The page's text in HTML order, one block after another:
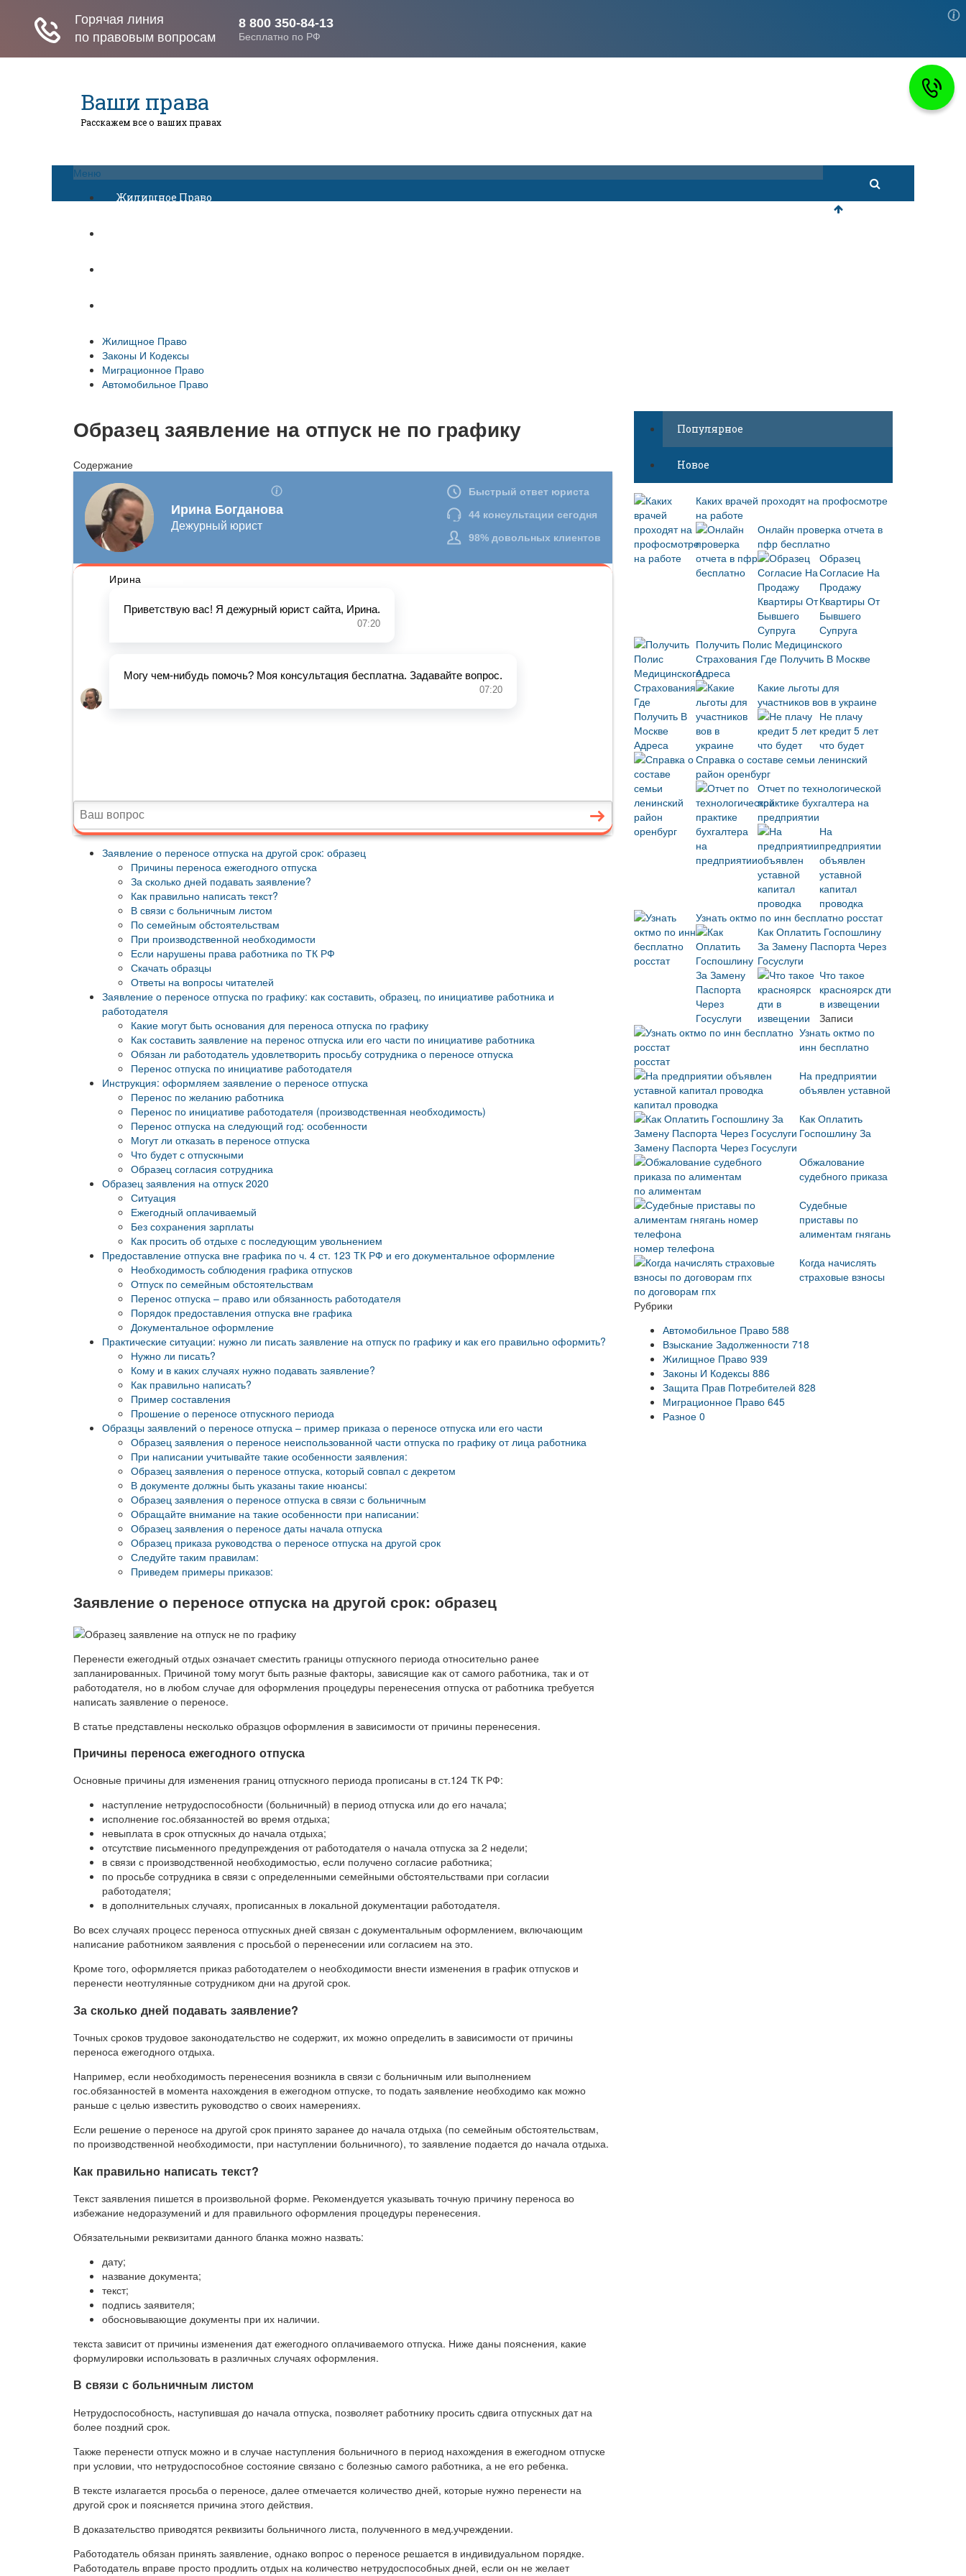
Ваши права
Расскажем все о ваших правах
Меню
Жилищное Право
Жилищное Право
Законы И Кодексы
Миграционное Право
Автомобильное Право
Образец заявление на отпуск не по графику
Содержание
Заявление о переносе отпуска на другой срок: образец
Причины переноса ежегодного отпуска
За сколько дней подавать заявление?
Как правильно написать текст?
В связи с больничным листом
По семейным обстоятельствам
При производственной необходимости
Если нарушены права работника по ТК РФ
Скачать образцы
Ответы на вопросы читателей
Заявление о переносе отпуска по графику: как составить, образец, по инициативе работника и
работодателя
Какие могут быть основания для переноса отпуска по графику
Как составить заявление на перенос отпуска или его части по инициативе работника
Обязан ли работодатель удовлетворить просьбу сотрудника о переносе отпуска
Перенос отпуска по инициативе работодателя
Инструкция: оформляем заявление о переносе отпуска
Перенос по желанию работника
Перенос по инициативе работодателя (производственная необходимость)
Перенос отпуска на следующий год: особенности
Могут ли отказать в переносе отпуска
Что будет с отпускными
Образец согласия сотрудника
Образец заявления на отпуск 2020
Ситуация
Ежегодный оплачиваемый
Без сохранения зарплаты
Как просить об отдыхе с последующим увольнением
Предоставление отпуска вне графика по ч. 4 ст. 123 ТК РФ и его документальное оформление
Необходимость соблюдения графика отпусков
Отпуск по семейным обстоятельствам
Перенос отпуска – право или обязанность работодателя
Порядок предоставления отпуска вне графика
Документальное оформление
Практические ситуации: нужно ли писать заявление на отпуск по графику и как его правильно оформить?
Нужно ли писать?
Кому и в каких случаях нужно подавать заявление?
Как правильно написать?
Пример составления
Прошение о переносе отпускного периода
Образцы заявлений о переносе отпуска – пример приказа о переносе отпуска или его части
Образец заявления о переносе неиспользованной части отпуска по графику от лица работника
При написании учитывайте такие особенности заявления:
Образец заявления о переносе отпуска, который совпал с декретом
В документе должны быть указаны такие нюансы:
Образец заявления о переносе отпуска в связи с больничным
Обращайте внимание на такие особенности при написании:
Образец заявления о переносе даты начала отпуска
Образец приказа руководства о переносе отпуска на другой срок
Следуйте таким правилам:
Приведем примеры приказов:
Заявление о переносе отпуска на другой срок: образец
Перенести ежегодный отдых означает сместить границы отпускного периода относительно ранее
запланированных. Причиной тому могут быть разные факторы, зависящие как от самого работника, так и от
работодателя, но в любом случае для оформления процедуры перенесения отпуска от работника требуется
написать заявление о переносе.
В статье представлены несколько образцов оформления в зависимости от причины перенесения.
Причины переноса ежегодного отпуска
Основные причины для изменения границ отпускного периода прописаны в ст.124 ТК РФ:
наступление нетрудоспособности (больничный) в период отпуска или до его начала;
исполнение гос.обязанностей во время отдыха;
невыплата в срок отпускных до начала отдыха;
отсутствие письменного предупреждения от работодателя о начала отпуска за 2 недели;
в связи с производственной необходимостью, если получено согласие работника;
по просьбе сотрудника в связи с определенными семейными обстоятельствами при согласии
работодателя;
в дополнительных случаях, прописанных в локальной документации работодателя.
Во всех случаях процесс переноса отпускных дней связан с документальным оформлением, включающим
написание работником заявления с просьбой о перенесении или согласием на это.
Кроме того, оформляется приказ работодателем о необходимости внести изменения в график отпусков и
перенести неотгулянные сотрудником дни на другой срок.
За сколько дней подавать заявление?
Точных сроков трудовое законодательство не содержит, их можно определить в зависимости от причины
переноса ежегодного отдыха.
Например, если необходимость перенесения возникла в связи с больничным или выполнением
гос.обязанностей в момента нахождения в ежегодном отпуске, то подать заявление необходимо как можно
раньше с целью известить руководство о своих намерениях.
Если решение о переносе на другой срок принято заранее до начала отдыха (по семейным обстоятельствам,
по производственной необходимости, при наступлении больничного), то заявление подается до начала отдыха.
Как правильно написать текст?
Текст заявления пишется в произвольной форме. Рекомендуется указывать точную причину переноса во
избежание недоразумений и для правильного оформления процедуры перенесения.
Обязательными реквизитами данного бланка можно назвать:
дату;
название документа;
текст;
подпись заявителя;
обосновывающие документы при их наличии.
текста зависит от причины изменения дат ежегодного оплачиваемого отпуска. Ниже даны пояснения, какие
формулировки использовать в различных случаях оформления.
В связи с больничным листом
Нетрудоспособность, наступившая до начала отпуска, позволяет работнику просить сдвига отпускных дат на
более поздний срок.
Также перенести отпуск можно и в случае наступления больничного в период нахождения в ежегодном отпуске
при условии, что нетрудоспособное состояние связано с болезнью самого работника, а не его ребенка.
В тексте излагается просьба о переносе, далее отмечается количество дней, которые нужно перенести на
другой срок и поясняется причина этого действия.
В доказательство приводятся реквизиты больничного листа, полученного в мед.учреждении.
Работодатель обязан принять заявление, однако вопрос о переносе решается в индивидуальном порядке.
Работодатель вправе просто продлить отдых на количество нетрудоспособных дней, если он не желает
Популярное
Новое
Каких врачей проходят на профосмотре
на работе
Онлайн проверка отчета в
пфр бесплатно
Образец
Согласие На
Продажу
Квартиры От
Бывшего
Супруга
Получить Полис Медицинского
Страхования Где Получить В Москве
Адреса
Какие льготы для
участников вов в украине
Не плачу
кредит 5 лет
что будет
Справка о составе семьи ленинский
район оренбург
Отчет по технологической
практике бухгалтера на
предприятии
На
предприятии
объявлен
уставной
капитал
проводка
Узнать октмо по инн бесплатно росстат
Как Оплатить Госпошлину
За Замену Паспорта Через
Госуслуги
Что такое
красноярск дти
в извещении
Записи
Узнать октмо по
инн бесплатно
росстат
На предприятии
объявлен уставной
капитал проводка
Как Оплатить
Госпошлину За
Замену Паспорта Через Госуслуги
Обжалование
судебного приказа
по алиментам
Судебные
приставы по
алиментам гнягань
номер телефона
Когда начислять
страховые взносы
по договорам гпх
Рубрики
Автомобильное Право 588
Взыскание Задолженности 718
Жилищное Право 939
Законы И Кодексы 886
Защита Прав Потребителей 828
Миграционное Право 645
Разное 0